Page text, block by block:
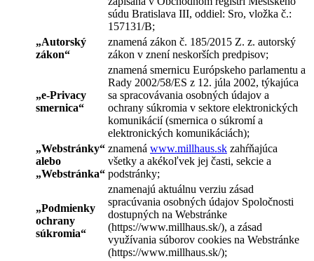
súdu Bratislava III, oddiel: Sro, vložka č.:
157131/B;
„Autorský
zákon“
znamená zákon č. 185/2015 Z. z. autorský
zákon v znení neskorších predpisov;
„e-Privacy
smernica“
znamená smernicu Európskeho parlamentu a
Rady 2002/58/ES z 12. júla 2002, týkajúca
sa spracovávania osobných údajov a
ochrany súkromia v sektore elektronických
komunikácií (smernica o súkromí a
elektronických komunikáciách);
„Webstránky“
alebo
„Webstránka“
znamená www.millhaus.sk zahŕňajúca
všetky a akékoľvek jej časti, sekcie a
podstránky;
„Podmienky
ochrany
súkromia“
znamenajú aktuálnu verziu zásad
spracúvania osobných údajov Spoločnosti
dostupných na Webstránke
(https://www.millhaus.sk/), a zásad
využívania súborov cookies na Webstránke
(https://www.millhaus.sk/);